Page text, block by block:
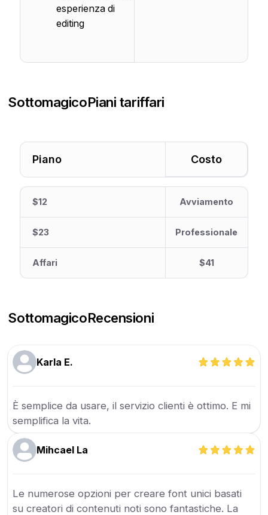
esperienza di
editing
SottomagicoPiani tariffari
Piano Costo
$12 Avviamento
$23 Professionale
Affari $41
SottomagicoRecensioni
Karla E.
È semplice da usare, il servizio clienti è ottimo. E mi
semplifica la vita.
Mihcael La
Le numerose opzioni per creare font unici basati
su creatori di contenuti noti sono fantastiche. La